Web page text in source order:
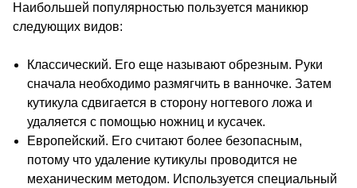
Наибольшей популярностью пользуется маникюр
следующих видов:
Классический. Его еще называют обрезным. Руки
сначала необходимо размягчить в ванночке. Затем
кутикула сдвигается в сторону ногтевого ложа и
удаляется с помощью ножниц и кусачек.
Европейский. Его считают более безопасным,
потому что удаление кутикулы проводится не
механическим методом. Используется специальный